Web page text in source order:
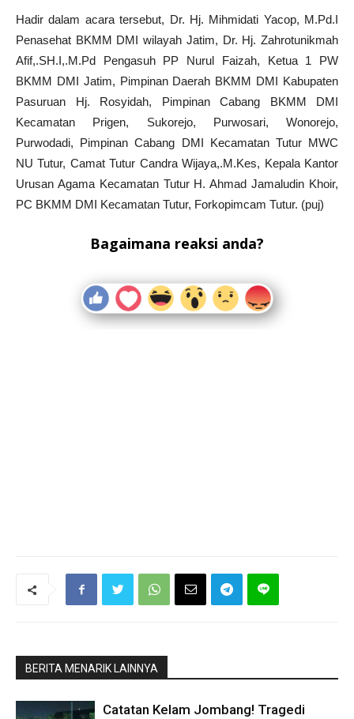
Hadir dalam acara tersebut, Dr. Hj. Mihmidati Yacop, M.Pd.I
Penasehat BKMM DMI wilayah Jatim, Dr. Hj. Zahrotunikmah
Afif,.SH.I,.M.Pd Pengasuh PP Nurul Faizah, Ketua 1 PW
BKMM DMI Jatim, Pimpinan Daerah BKMM DMI Kabupaten
Pasuruan Hj. Rosyidah, Pimpinan Cabang BKMM DMI
Kecamatan Prigen, Sukorejo, Purwosari, Wonorejo,
Purwodadi, Pimpinan Cabang DMI Kecamatan Tutur MWC
NU Tutur, Camat Tutur Candra Wijaya,.M.Kes, Kepala Kantor
Urusan Agama Kecamatan Tutur H. Ahmad Jamaludin Khoir,
PC BKMM DMI Kecamatan Tutur, Forkopimcam Tutur. (puj)
Bagaimana reaksi anda?
BERITA MENARIK LAINNYA
Catatan Kelam Jombang! Tragedi